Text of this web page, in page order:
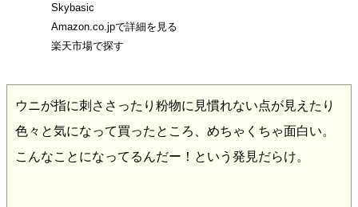
Skybasic
Amazon.co.jpで詳細を見る
楽天市場で探す
ウニが指に刺ささったり粉物に見慣れない点が見えたり
色々と気になって買ったところ、めちゃくちゃ面白い。
こんなことになってるんだー！という発見だらけ。